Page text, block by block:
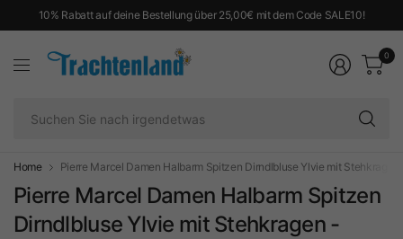
10% Rabatt auf deine Bestellung über 25,00€ mit dem Code SALE10!
0
Home Pierre Marcel Damen Halbarm Spitzen Dirndlbluse Ylvie mit Stehkragen
Pierre Marcel Damen Halbarm Spitzen
Dirndlbluse Ylvie mit Stehkragen -